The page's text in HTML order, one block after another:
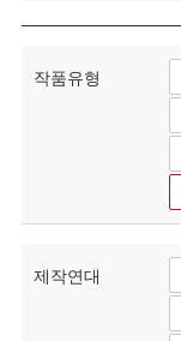
작품유형
제작연대